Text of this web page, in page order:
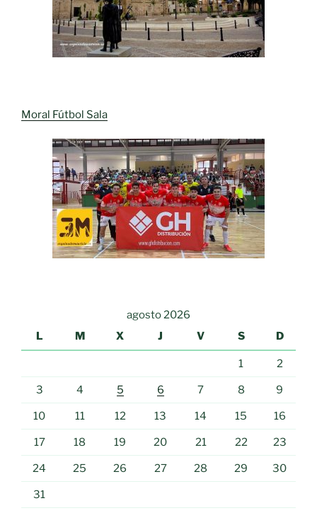
Moral Fútbol Sala
agosto 2026
L
M X J V S D
1 2
3 4 5 6 7 8 9
10 11 12 13 14 15 16
17 18 19 20 21 22 23
24 25 26 27 28 29 30
31